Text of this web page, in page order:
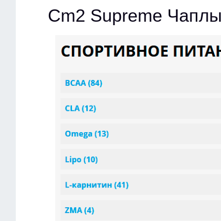
Cm2 Supreme